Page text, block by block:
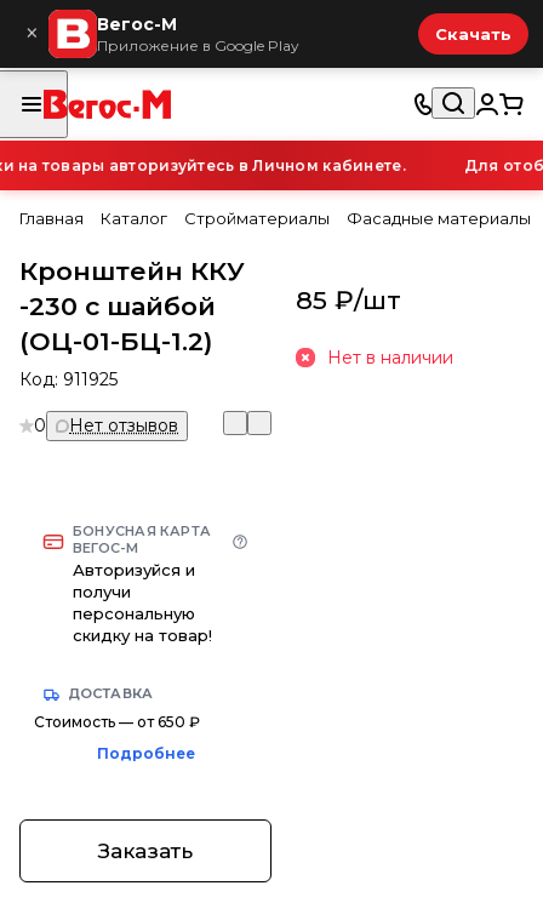
× Вегос-М
Приложение в Google Play
Скачать
товары авторизуйтесь в Личном кабинете. Для
Главная Каталог Стройматериалы Фасадные материалы
Кронштейн ККУ
-230 с шайбой
(ОЦ-01-БЦ-1.2)
Код: 911925
0 Нет отзывов
БОНУСНАЯ КАРТА
ВЕГОС-М
Авторизуйся и
получи
персональную
скидку на товар!
ДОСТАВКА
Стоимость — от 650 ₽
Подробнее
Заказать
85 ₽/шт
Нет в наличии